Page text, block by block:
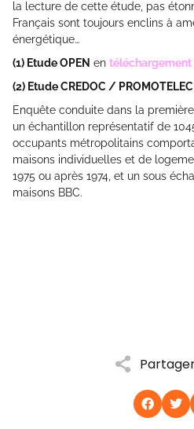
la lecture de cette étude, pas
Français sont toujours enclins à
énergétique…
(1) Etude OPEN en téléchargement
(2) Etude CREDOC / PROMOTELEC
Enquête conduite dans la
un échantillon représentatif de
occupants métropolitains
maisons individuelles et de
1975 ou après 1974, et un sous
maisons BBC.